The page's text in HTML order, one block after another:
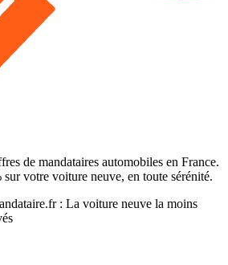
de mandataires automobiles en France.
sur votre voiture neuve, en toute sérénité.
: La voiture neuve la moins